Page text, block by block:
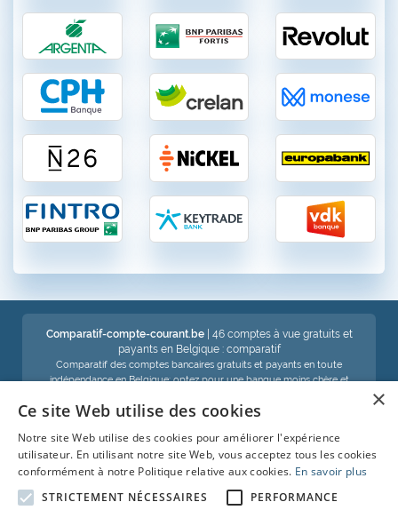
Comparatif-compte-courant.be| 46 comptes à vue gratuits et
payants en Belgique : comparatif
Comparatif des comptes bancaires gratuits et payants en toute
indépendance en Belgique: optez pour une banque moins chère et
Voir aussi :
×
Ce site Web utilise des cookies
Notre site Web utilise des cookies pour améliorer l'expérience
utilisateur. En utilisant notre site Web, vous acceptez tous les cookies
conformément à notre Politique relative aux cookies. En savoir plus
STRICTEMENT NÉCESSAIRES
PERFORMANCE